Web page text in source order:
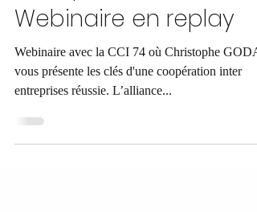
coopération inter-
entreprises réussie !
Webinaire en replay
vous présente les clés d'une coopération inter
entreprises réussie. L’alliance...